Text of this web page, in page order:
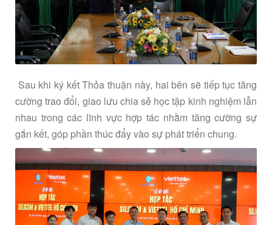
Sau khi ký kết Thỏa thuận này, hai bên sẽ tiếp tục tăng
cường trao đổi, giao lưu chia sẻ học tập kinh nghiệm lẫn
nhau trong các lĩnh vực hợp tác nhằm tăng cường sự
gắn kết, góp phần thúc đẩy vào sự phát triển chung.